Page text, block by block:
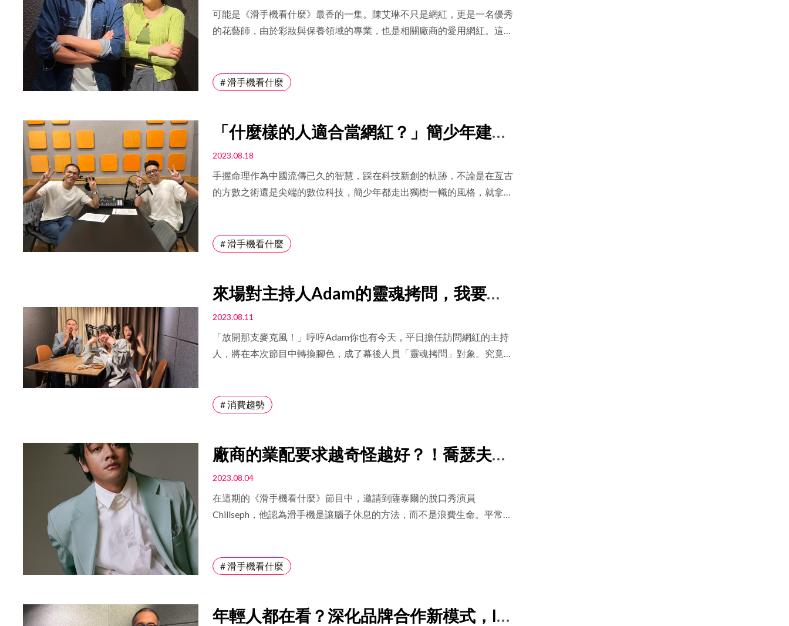
可能是《滑手機看什麼》最香的一集。陳艾琳不只是網紅，更是一名優秀
的花藝師，由於彩妝與保養領域的專業，也是相關廠商的愛用網紅。這集
同期待陳艾琳的分享，揭開她多重身份背後的精彩故事！ 比起斜槓，找
校，名為「齊學」。今日這家學校即將滿一年，也正在募資，準備在
牌，提供多項服務包括婚禮佈置、記者會品牌佈置以及日常花卉用途，消
費者通過官方網站和Line帳號，就可以隨時訂購花束並送至指定地點。兼
任花藝師和KOL的陳艾琳坦言道：斜槓趨勢讓現代社會的每個人需要兼顧
斷的嘗試中找到自己最舒服的生活方式。雖然自己對KOL的身分也很有使
牌推廣和KOL的身份，將商品巧妙融入婚禮佈置，傳遞品牌價值和氛圍。
「潔癖」的維運個人品牌 不只是花藝，陳艾琳在個人社群提供的內容也
十分要求，形容自己根本是走火入魔到了「情感潔癖」的程度，陳艾琳提
很快改變，所以真正的美感應包含堅持和底蘊，所以不管是對於內容、花
重要性。 業配也是創作者的作品之一，所以陳艾琳會在這個層面上保持
一定的堅持，若產品不符合她日常使用習慣，即便報酬再多也會謝絕。陳
艾琳對此的理念為「對美感的堅持，不單只在花藝創作，連生活中的點點
滴滴都要展現出最佳面貌。」因此在追求美感的路上，她也會面臨選擇與
取捨。「保持自由度，但不忽略舒適感。」陳艾琳說。 面對生活中的取
些業配、是否追求短期甜頭，或是堅守主航道、追求長遠價值。對於選擇
基準，她總是用「以終為始」的理念，思考現在的選擇是否能成就未來的
的那幾雙手才是最重要的 網紅的一直以來都有面對霸凌和抗壓力，經歷
過演藝圈及擁有網紅身分的陳艾琳當然沒少經歷過，她肩膀上的紋身就是
# 滑手機看什麼
「什麼樣的人適合當網紅？」簡少年建
議：適應變化，抓住機會
2023.08.18
手握命理作為中國流傳已久的智慧，踩在科技新創的軌跡，不論是在亙古
的方數之術還是尖端的數位科技，簡少年都走出獨樹一幟的風格，就拿
將證明佛陀的命運論點正確。」
# 滑手機看什麼
來場對主持人Adam的靈魂拷問，我要看
到血流成河！
2023.08.11
「放開那支麥克風！」哼哼Adam你也有今天，平日擔任訪問網紅的主持
人，將在本次節目中轉換腳色，成了幕後人員「靈魂拷問」對象。究竟平
流成河我是不聽的！
# 消費趨勢
廠商的業配要求越奇怪越好？！喬瑟夫談
喜劇演員規劃腳本的觀點
2023.08.04
在這期的《滑手機看什麼》節目中，邀請到薩泰爾的脫口秀演員
Chillseph，他認為滑手機是讓腦子休息的方法，而不是浪費生命。平常紓
員，大抵上已經不再為什麼事情驚訝。「我前幾天在路上看到一個全裸的
自己很緊張到處找地方躲。」 廠商的要求越奇怪，業配的腳本越好發揮
# 滑手機看什麼
年輕人都在看？深化品牌合作新模式，Iv